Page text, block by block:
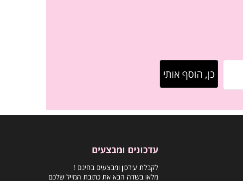
עדכונים ומבצעים
לקבלת עידכון ומבצעים בחינם !
מלאו בשדה הבא את כתובת המייל שלכם